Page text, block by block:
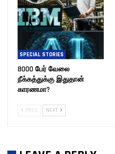
SPECIAL STORIES
8000 பேர் வேலை
நீக்கத்துக்கு இதுதான்
காரணமா?
PREV NEXT